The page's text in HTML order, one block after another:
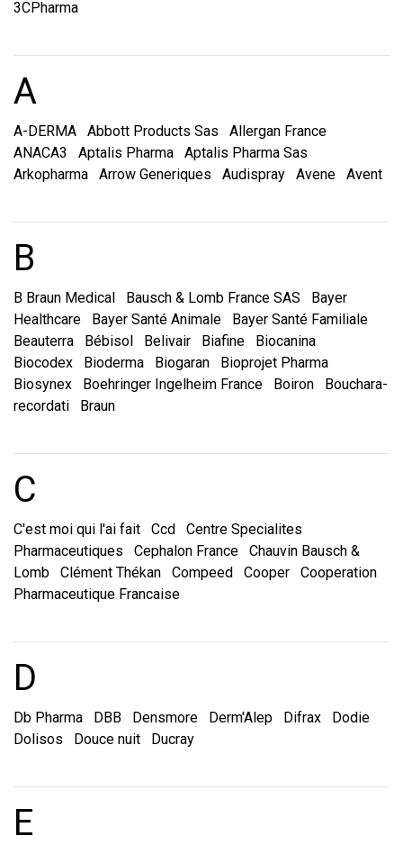
3CPharma
Marques et
A
A-DERMA Abbott Products Sas
Allergan France
ANACA3
Aptalis Pharma
Aptalis Pharma Sas
Arkopharma
Arrow Generiques Audispray Avene Avent
Marques et
B
B Braun Medical Bausch & Lomb France SAS
Bayer
Healthcare
Bayer Santé Animale
Bayer Santé Familiale
Beauterra
Bébisol Belivair Biafine
Biocanina
Biocodex
Bioderma Biogaran
Bioprojet Pharma
Biosynex
Boehringer Ingelheim France Boiron
Bouchara-
recordati
Braun
Marques et
C
C'est moi qui l'ai fait Ccd
Centre Specialites
Pharmaceutiques
Cephalon France
Chauvin Bausch &
Lomb
Clément Thékan Compeed Cooper
Cooperation
Pharmaceutique Francaise
Marques et
D
Db Pharma DBB Densmore Derm'Alep Difrax
Dodie
Dolisos
Douce nuit Ducray
Marques et
E